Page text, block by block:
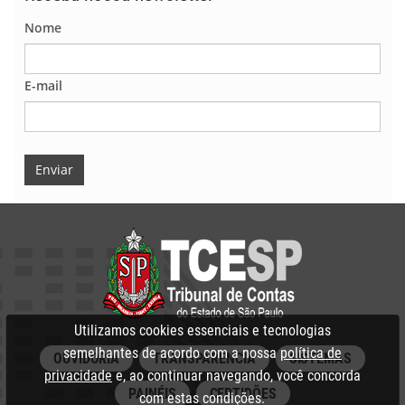
Nome
E-mail
Enviar
OUVIDORIA TRANSPARÊNCIA SISTEMAS
PAINÉIS CERTIDÕES
Utilizamos cookies essenciais e tecnologias
semelhantes de acordo com a nossapolítica de
privacidadee, ao continuar navegando, você concorda
com estas condições.